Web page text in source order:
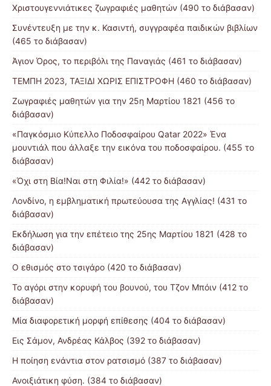
Χριστουγεννιάτικες ζωγραφιές μαθητών (490 το διάβασαν)
Συνέντευξη με την κ. Κασιντή, συγγραφέα παιδικών βιβλίων
(465 το διάβασαν)
Άγιον Όρος, το περιβόλι της Παναγιάς (461 το διάβασαν)
ΤΕΜΠΗ 2023, ΤΑΞΙΔΙ ΧΩΡΙΣ ΕΠΙΣΤΡΟΦΗ (460 το διάβασαν)
Ζωγραφιές μαθητών για την 25η Μαρτίου 1821 (456 το
διάβασαν)
«Παγκόσμιο Κύπελλο Ποδοσφαίρου Qatar 2022» Ένα
μουντιάλ που άλλαξε την εικόνα του ποδοσφαίρου. (455 το
διάβασαν)
«Όχι στη Βία!Ναι στη Φιλία!» (442 το διάβασαν)
Λονδίνο, η εμβληματική πρωτεύουσα της Αγγλίας! (431 το
διάβασαν)
Εκδήλωση για την επέτειο της 25ης Μαρτίου 1821 (428 το
διάβασαν)
Ο εθισμός στο τσιγάρο (420 το διάβασαν)
Το αγόρι στην κορυφή του βουνού, του Τζον Μπόιν (412 το
διάβασαν)
Μία διαφορετική μορφή επίθεσης (404 το διάβασαν)
Εις Σάμον, Ανδρέας Κάλβος (392 το διάβασαν)
Η ποίηση ενάντια στον ρατσισμό (387 το διάβασαν)
Ανοιξιάτικη φύση. (384 το διάβασαν)